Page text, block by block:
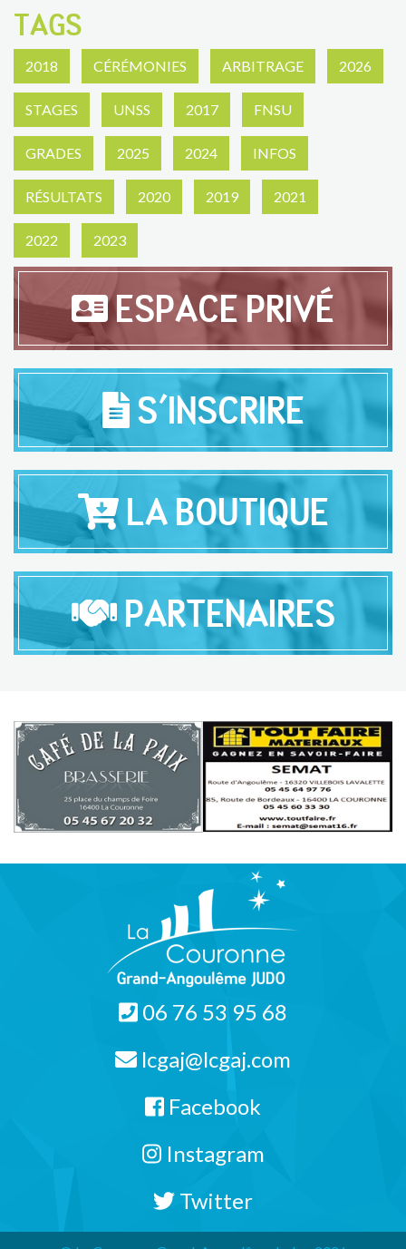
TAGS
2018 CÉRÉMONIES ARBITRAGE 2026
STAGES UNSS 2017 FNSU
GRADES 2025 2024 INFOS
RÉSULTATS 2020 2019 2021
2022 2023
ESPACE PRIVÉ
S'INSCRIRE
LA BOUTIQUE
PARTENAIRES
06 76 53 95 68
lcgaj@lcgaj.com
Facebook
Instagram
Twitter